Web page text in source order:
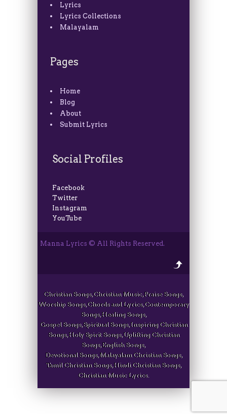
Lyrics
Lyrics Collections
Malayalam
Pages
Home
Blog
About
Submit Lyrics
Social Profiles
Facebook
Twitter
Instagram
YouTube
Manna Lyrics © All Rights Reserved.
Christian Songs, Christian Music, Praise Songs,
Worship Songs, Chords and Lyrics, Contemporary
Songs, Healing Songs,
Gospel Songs, Spiritual Songs, Inspiring Christian
Songs, Holy Spirit Songs, Uplifting Christian
Songs, English Songs,
Devotional Songs, Malayalam Christian Songs,
Tamil Christian Songs, Hindi Christian Songs,
Christian Music Lyrics.